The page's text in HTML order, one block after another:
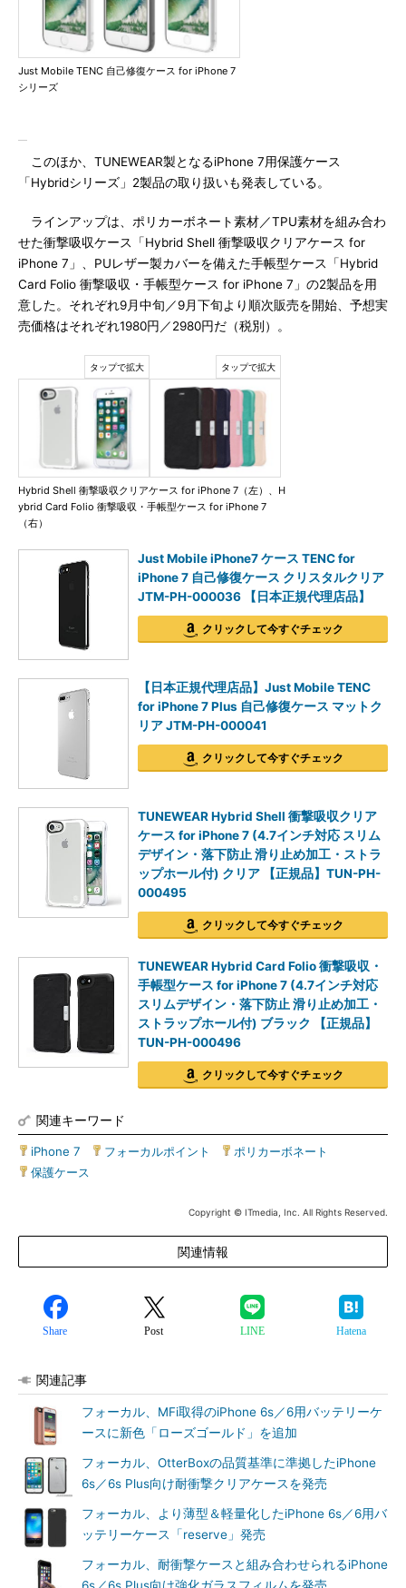
Just Mobile TENC 自己修復ケース for iPhone 7
シリーズ
このほか、TUNEWEAR製となるiPhone 7用保護ケース
「Hybridシリーズ」2製品の取り扱いも発表している。
ラインアップは、ポリカーボネート素材／TPU素材を組み合わ
せた衝撃吸収ケース「Hybrid Shell 衝撃吸収クリアケース for
iPhone 7」、PUレザー製カバーを備えた手帳型ケース「Hybrid
Card Folio 衝撃吸収・手帳型ケース for iPhone 7」の2製品を用
意した。それぞれ9月中旬／9月下旬より順次販売を開始、予想実
売価格はそれぞれ1980円／2980円だ（税別）。
Hybrid Shell 衝撃吸収クリアケース for iPhone 7（左）、H
ybrid Card Folio 衝撃吸収・手帳型ケース for iPhone 7
（右）
Just Mobile iPhone7 ケース TENC for
iPhone 7 自己修復ケース クリスタルクリア
JTM-PH-000036 【日本正規代理店品】
クリックして今すぐチェック
【日本正規代理店品】Just Mobile TENC
for iPhone 7 Plus 自己修復ケース マットク
リア JTM-PH-000041
クリックして今すぐチェック
TUNEWEAR Hybrid Shell 衝撃吸収クリア
ケース for iPhone 7 (4.7インチ対応 スリム
デザイン・落下防止 滑り止め加工・ストラ
ップホール付) クリア 【正規品】TUN-PH-
000495
クリックして今すぐチェック
TUNEWEAR Hybrid Card Folio 衝撃吸収・
手帳型ケース for iPhone 7 (4.7インチ対応
スリムデザイン・落下防止 滑り止め加工・
ストラップホール付) ブラック 【正規品】
TUN-PH-000496
クリックして今すぐチェック
関連キーワード
iPhone 7 フォーカルポイント ポリカーボネート
保護ケース
Copyright © ITmedia, Inc. All Rights Reserved.
関連情報
Share Post LINE Hatena
関連記事
フォーカル、MFi取得のiPhone 6s／6用バッテリーケ
ースに新色「ローズゴールド」を追加
フォーカル、OtterBoxの品質基準に準拠したiPhone
6s／6s Plus向け耐衝撃クリアケースを発売
フォーカル、より薄型＆軽量化したiPhone 6s／6用バ
ッテリーケース「reserve」発売
フォーカル、耐衝撃ケースと組み合わせられるiPhone